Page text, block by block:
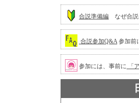
合説準備編 なぜ合説
合説参加Q&A参加前
参加には、事前に 「